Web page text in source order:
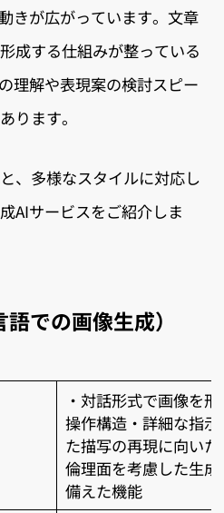
きが広がっています。文章
成する仕組みが整っている
理解や表現案の検討スピー
ります。
、多様なスタイルに対応し
AIサービスをご紹介しま
での画像生成）
・対話形式で画像を
操作構造・詳細な指示
た描写の再現に向い
倫理面を考慮した生成
備えた機能